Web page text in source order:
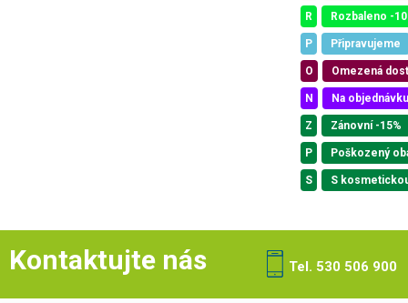
R Rozbaleno -
P Připravujeme
O Omezená
N Na objednávku
Z Zánovní -15%
P Poškozený
S S
Kontaktujte nás Tel. 530 506 900